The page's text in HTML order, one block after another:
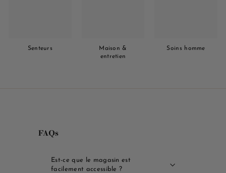
Senteurs
Maison &
entretien
Soins homme
FAQs
Est-ce que le magasin est
facilement accessible ?